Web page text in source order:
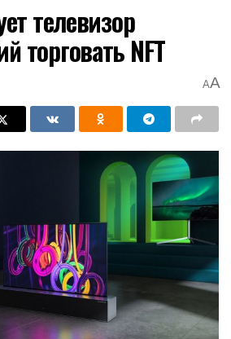
телевизор
торговать NFT
AA